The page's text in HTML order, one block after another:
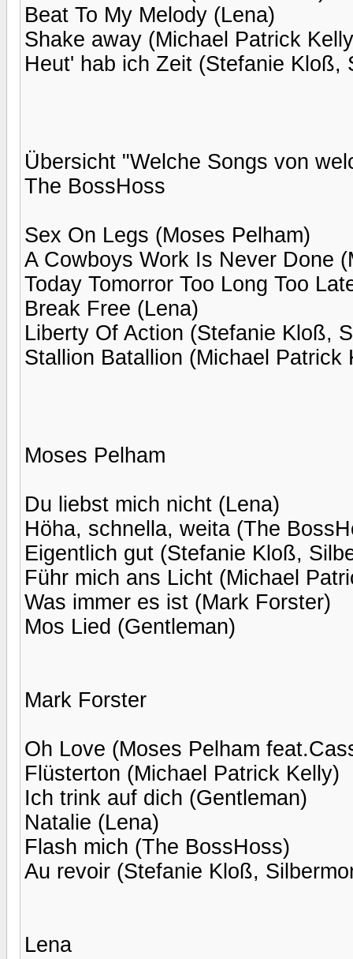
Beat To My Melody (Lena)
Shake away (Michael Patrick
Heut' hab ich Zeit (Stefanie Kloß,
Übersicht "Welche Songs von
The BossHoss
Sex On Legs (Moses Pelham)
A Cowboys Work Is Never Done
Today Tomorror Too Long Too
Break Free (Lena)
Liberty Of Action (Stefanie Kloß,
Stallion Batallion (Michael Patrick
Moses Pelham
Du liebst mich nicht (Lena)
Höha, schnella, weita (The
Eigentlich gut (Stefanie Kloß,
Führ mich ans Licht (Michael
Was immer es ist (Mark Forster)
Mos Lied (Gentleman)
Mark Forster
Oh Love (Moses Pelham
Flüsterton (Michael Patrick Kelly)
Ich trink auf dich (Gentleman)
Natalie (Lena)
Flash mich (The BossHoss)
Au revoir (Stefanie Kloß,
Lena